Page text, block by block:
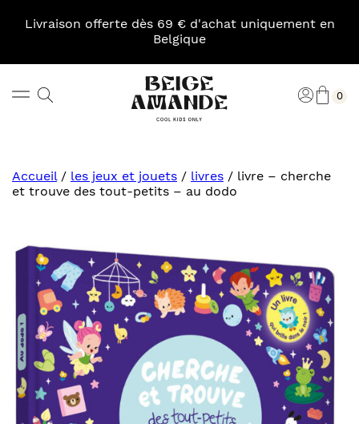
Livraison offerte dès 69 € d'achat uniquement en
Belgique
Rechercher 0
Accueil/ les jeux et jouets / livres / livre – cherche
et trouve des tout-petits – au dodo